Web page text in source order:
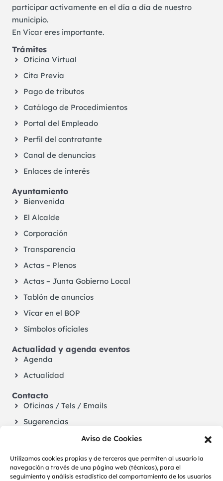
Aviso de Cookies
Utilizamos cookies propias y de terceros que permiten al usuario la
navegación a través de una página web (técnicas), para el
seguimiento y análisis estadístico del comportamiento de los usuarios
participar activamente en el día a día de nuestro
municipio.
En Vícar eres importante.
Trámites
Oficina Virtual
Cita Previa
Pago de tributos
Catálogo de Procedimientos
Portal del Empleado
Perfil del contratante
Canal de denuncias
Enlaces de interés
Ayuntamiento
Bienvenida
El Alcalde
Corporación
Transparencia
Actas – Plenos
Actas – Junta Gobierno Local
Tablón de anuncios
Vícar en el BOP
Símbolos oficiales
Actualidad y agenda eventos
Agenda
Actualidad
Contacto
Oficinas / Tels / Emails
Sugerencias